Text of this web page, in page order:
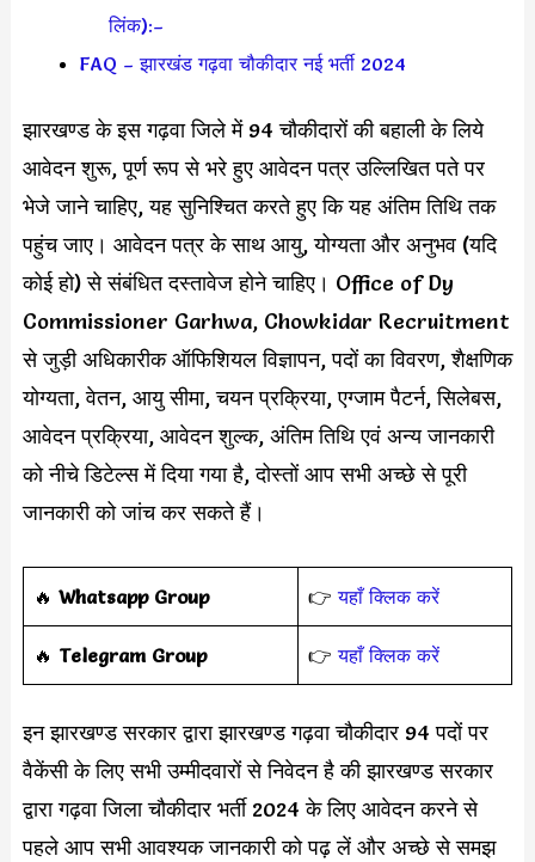
लिंक):–
FAQ – झारखंड गढ़वा चौकीदार नई भर्ती 2024
झारखण्ड के इस गढ़वा जिले में 94 चौकीदारों की बहाली के लिये
आवेदन शुरू, पूर्ण रूप से भरे हुए आवेदन पत्र उल्लिखित पते पर
भेजे जाने चाहिए, यह सुनिश्चित करते हुए कि यह अंतिम तिथि तक
पहुंच जाए। आवेदन पत्र के साथ आयु, योग्यता और अनुभव (यदि
कोई हो) से संबंधित दस्तावेज होने चाहिए। Office of Dy
Commissioner Garhwa, Chowkidar Recruitment
से जुड़ी अधिकारीक ऑफिशियल विज्ञापन, पदों का विवरण, शैक्षणिक
योग्यता, वेतन, आयु सीमा, चयन प्रक्रिया, एग्जाम पैटर्न, सिलेबस,
आवेदन प्रक्रिया, आवेदन शुल्क, अंतिम तिथि एवं अन्य जानकारी
को नीचे डिटेल्स में दिया गया है, दोस्तों आप सभी अच्छे से पूरी
जानकारी को जांच कर सकते हैं।
‎️‍🔥 Whatsapp Group 👉यहाँ क्लिक करें
‎️‍🔥 Telegram Group 👉यहाँ क्लिक करें
इन झारखण्ड सरकार द्वारा झारखण्ड गढ़वा चौकीदार 94 पदों पर
वैकेंसी के लिए सभी उम्मीदवारों से निवेदन है की झारखण्ड सरकार
द्वारा गढ़वा जिला चौकीदार भर्ती 2024 के लिए आवेदन करने से
पहले आप सभी आवश्यक जानकारी को पढ़ लें और अच्छे से समझ